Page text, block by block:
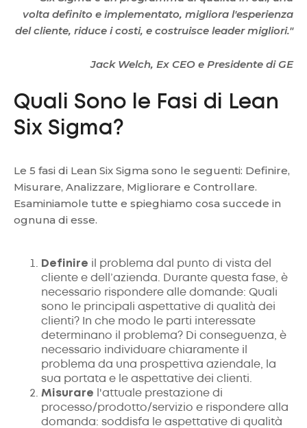
volta definito e implementato, migliora l'esperienza
del cliente, riduce i costi, e costruisce leader migliori."
Jack Welch, Ex CEO e Presidente di GE
Quali Sono le Fasi di Lean
Six Sigma?
Le 5 fasi di Lean Six Sigma sono le seguenti: Definire,
Misurare, Analizzare, Migliorare e Controllare.
Esaminiamole tutte e spieghiamo cosa succede in
ognuna di esse.
Definire il problema dal punto di vista del
cliente e dell’azienda. Durante questa fase, è
necessario rispondere alle domande: Quali
sono le principali aspettative di qualità dei
clienti? In che modo le parti interessate
determinano il problema? Di conseguenza, è
necessario individuare chiaramente il
problema da una prospettiva aziendale, la
sua portata e le aspettative dei clienti.
Misurare l'attuale prestazione di
processo/prodotto/servizio e rispondere alla
domanda: soddisfa le aspettative di qualità